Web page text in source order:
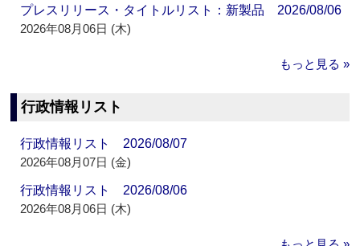
プレスリリース・タイトルリスト：新製品 2026/08/06
2026年08月06日 (木)
もっと見る »
行政情報リスト
行政情報リスト 2026/08/07
2026年08月07日 (金)
行政情報リスト 2026/08/06
2026年08月06日 (木)